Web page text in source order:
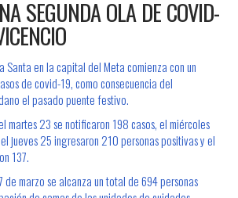
SEGUNDA OLA DE COVID-
Santa en la capital del Meta comienza con un
de covid-19, como consecuencia del
el pasado puente festivo.
martes 23 se notificaron 198 casos, el miércoles
jueves 25 ingresaron 210 personas positivas y el
137.
marzo se alcanza un total de 694 personas